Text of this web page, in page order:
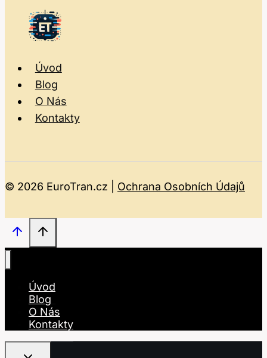
Úvod
Blog
O Nás
Kontakty
© 2026 EuroTran.cz | Ochrana Osobních Údajů
Úvod
Blog
O Nás
Kontakty